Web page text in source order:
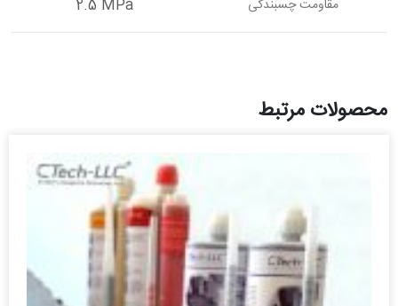
مقاومت چسبندگی 2.5 MPa
محصولات مرتبط